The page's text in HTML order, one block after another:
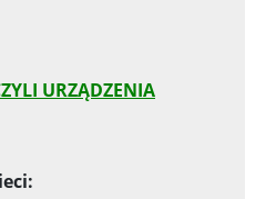
URZĄDZENIA